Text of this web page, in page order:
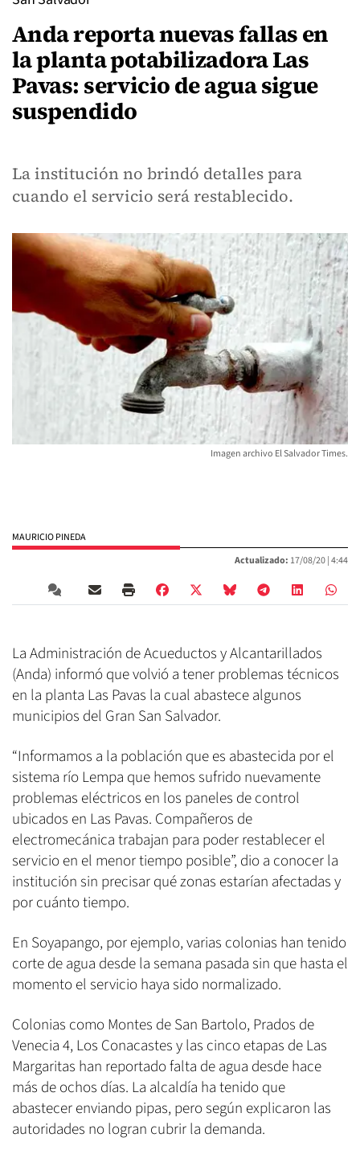
Anda reporta nuevas fallas en
la planta potabilizadora Las
Pavas: servicio de agua sigue
suspendido
La institución no brindó detalles para
cuando el servicio será restablecido.
Imagen archivo El Salvador Times.
MAURICIO PINEDA
Actualizado: 17/08/20 |4:44
La Administración de Acueductos y Alcantarillados
(Anda) informó que volvió a tener problemas técnicos
en la planta Las Pavas la cual abastece algunos
municipios del Gran San Salvador.
“Informamos a la población que es abastecida por el
sistema río Lempa que hemos sufrido nuevamente
problemas eléctricos en los paneles de control
ubicados en Las Pavas. Compañeros de
electromecánica trabajan para poder restablecer el
servicio en el menor tiempo posible”, dio a conocer la
institución sin precisar qué zonas estarían afectadas y
por cuánto tiempo.
En Soyapango, por ejemplo, varias colonias han tenido
corte de agua desde la semana pasada sin que hasta el
momento el servicio haya sido normalizado.
Colonias como Montes de San Bartolo, Prados de
Venecia 4, Los Conacastes y las cinco etapas de Las
Margaritas han reportado falta de agua desde hace
más de ochos días. La alcaldía ha tenido que
abastecer enviando pipas, pero según explicaron las
autoridades no logran cubrir la demanda.